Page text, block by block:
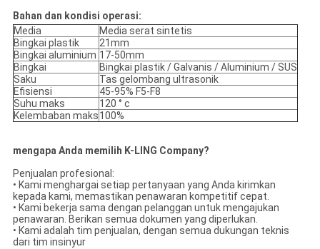
Bahan dan kondisi operasi:
Media
Media serat sintetis
Bingkai plastik
21mm
Bingkai aluminium 17-50mm
Bingkai
Bingkai plastik / Galvanis / Aluminium / SUS
Saku
Tas gelombang ultrasonik
Efisiensi
45-95% F5-F8
Suhu maks
120 ° c
Kelembaban maks100%
mengapa Anda memilih K-LING Company?
Penjualan profesional:
• Kami menghargai setiap pertanyaan yang Anda kirimkan
kepada kami, memastikan penawaran kompetitif cepat.
• Kami bekerja sama dengan pelanggan untuk mengajukan
penawaran. Berikan semua dokumen yang diperlukan.
• Kami adalah tim penjualan, dengan semua dukungan teknis
dari tim insinyur